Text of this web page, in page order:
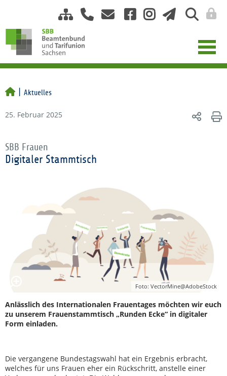
Aktuelles
25. Februar 2025
SBB Frauen
Digitaler Stammtisch
Foto: VectorMine@AdobeStock
Anlässlich des Internationalen Frauentages möchten wir euch
zu unserem Frauenstammtisch „Runden Ecke“ in digitaler
Form einladen.
Die vergangene Bundestagswahl hat ein Ergebnis erbracht,
welches für uns Frauen eher ein Rückschritt, anstelle einer